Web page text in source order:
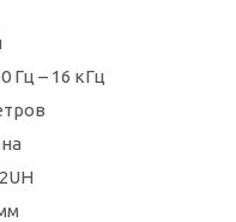
Гц – 16 кГц